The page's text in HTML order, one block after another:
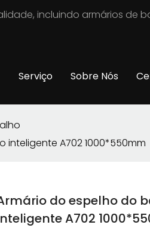
incluindo armários de
Serviço Sobre Nós
A702 1000*550mm
do espelho do
A702